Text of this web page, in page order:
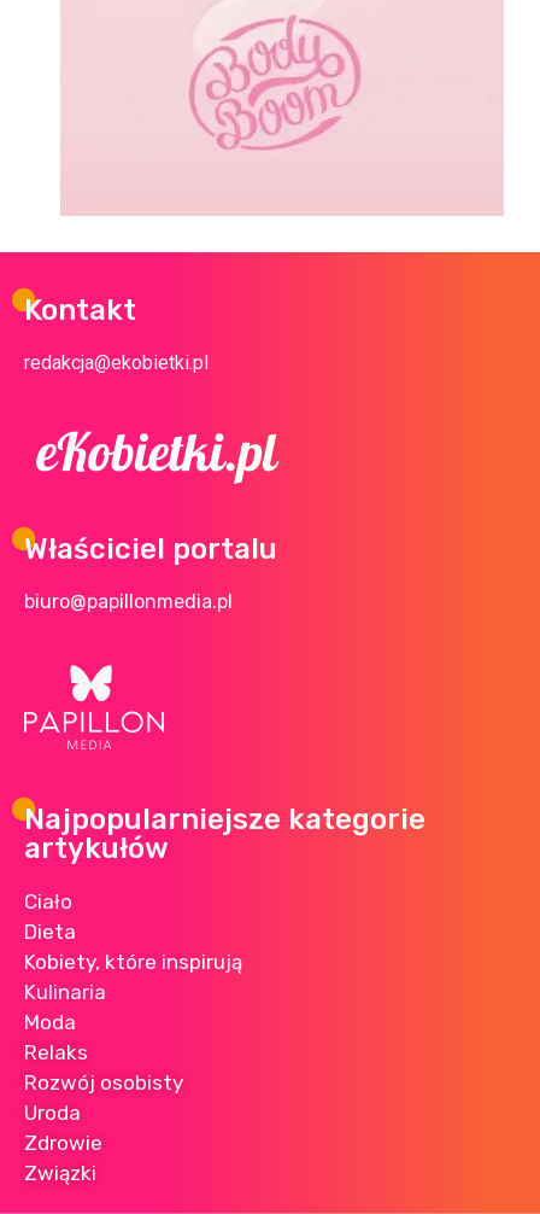
Kontakt
redakcja@ekobietki.pl
Właściciel portalu
biuro@papillonmedia.pl
Najpopularniejsze kategorie
artykułów
Ciało
Dieta
Kobiety, które inspirują
Kulinaria
Moda
Relaks
Rozwój osobisty
Uroda
Zdrowie
Związki